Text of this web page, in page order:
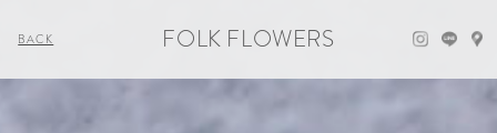
FOLK FLOWERS
BACK